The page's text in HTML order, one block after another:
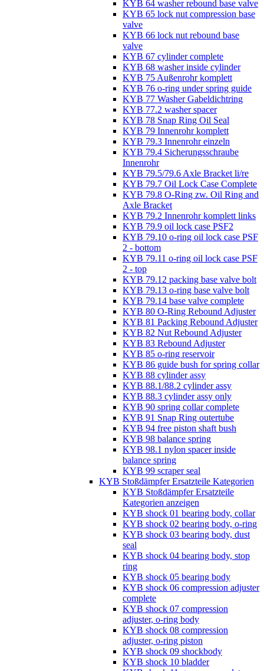
KYB 64 washer rebound base valve
KYB 65 lock nut compression base
valve
KYB 66 lock nut rebound base
valve
KYB 67 cylinder complete
KYB 68 washer inside cylinder
KYB 75 Außenrohr komplett
KYB 76 o-ring under spring guide
KYB 77 Washer Gabeldichtring
KYB 77.2 washer spacer
KYB 78 Snap Ring Oil Seal
KYB 79 Innenrohr komplett
KYB 79.3 Innenrohr einzeln
KYB 79.4 Sicherungsschraube
Innenrohr
KYB 79.5/79.6 Axle Bracket li/re
KYB 79.7 Oil Lock Case Complete
KYB 79.8 O-Ring zw. Oil Ring and
Axle Bracket
KYB 79.2 Innenrohr komplett links
KYB 79.9 oil lock case PSF2
KYB 79.10 o-ring oil lock case PSF
2 - bottom
KYB 79.11 o-ring oil lock case PSF
2 - top
KYB 79.12 packing base valve bolt
KYB 79.13 o-ring base valve bolt
KYB 79.14 base valve complete
KYB 80 O-Ring Rebound Adjuster
KYB 81 Packing Rebound Adjuster
KYB 82 Nut Rebound Adjuster
KYB 83 Rebound Adjuster
KYB 85 o-ring reservoir
KYB 86 guide bush for spring collar
KYB 88 cylinder assy
KYB 88.1/88.2 cylinder assy
KYB 88.3 cylinder assy only
KYB 90 spring collar complete
KYB 91 Snap Ring outertube
KYB 94 free piston shaft bush
KYB 98 balance spring
KYB 98.1 nylon spacer inside
balance spring
KYB 99 scraper seal
KYB Stoßdämpfer Ersatzteile Kategorien
KYB Stoßdämpfer Ersatzteile
Kategorien anzeigen
KYB shock 01 bearing body, collar
KYB shock 02 bearing body, o-ring
KYB shock 03 bearing body, dust
seal
KYB shock 04 bearing body, stop
ring
KYB shock 05 bearing body
KYB shock 06 compression adjuster
complete
KYB shock 07 compression
adjuster, o-ring body
KYB shock 08 compression
adjuster, o-ring piston
KYB shock 09 shockbody
KYB shock 10 bladder